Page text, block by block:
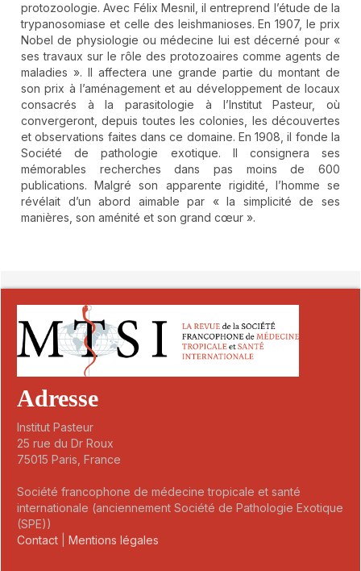
protozoologie. Avec Félix Mesnil, il entreprend l’étude de la
trypanosomiase et celle des leishmanioses. En 1907, le prix
Nobel de physiologie ou médecine lui est décerné pour «
ses travaux sur le rôle des protozoaires comme agents de
maladies ». Il affectera une grande partie du montant de
son prix à l’aménagement et au développement de locaux
consacrés à la parasitologie à l’Institut Pasteur, où
convergeront, depuis toutes les colonies, les découvertes
et observations faites dans ce domaine. En 1908, il fonde la
Société de pathologie exotique. Il consignera ses
mémorables recherches dans pas moins de 600
publications. Malgré son apparente rigidité, l’homme se
révélait d’un abord aimable par « la simplicité de ses
manières, son aménité et son grand cœur ».
Adresse
Institut Pasteur
25 rue du Dr Roux
75015 Paris, France
Société francophone de médecine tropicale et santé
internationale (anciennement Société de Pathologie Exotique
(SPE))
Contact
Mentions légales